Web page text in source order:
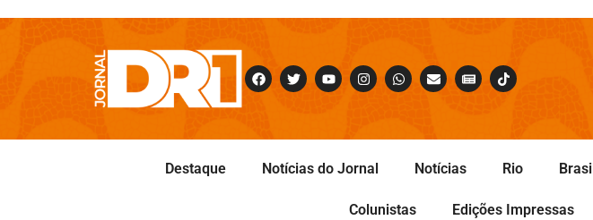
Destaque Notícias do Jornal Notícias Rio Brasil
Colunistas Edições Impressas